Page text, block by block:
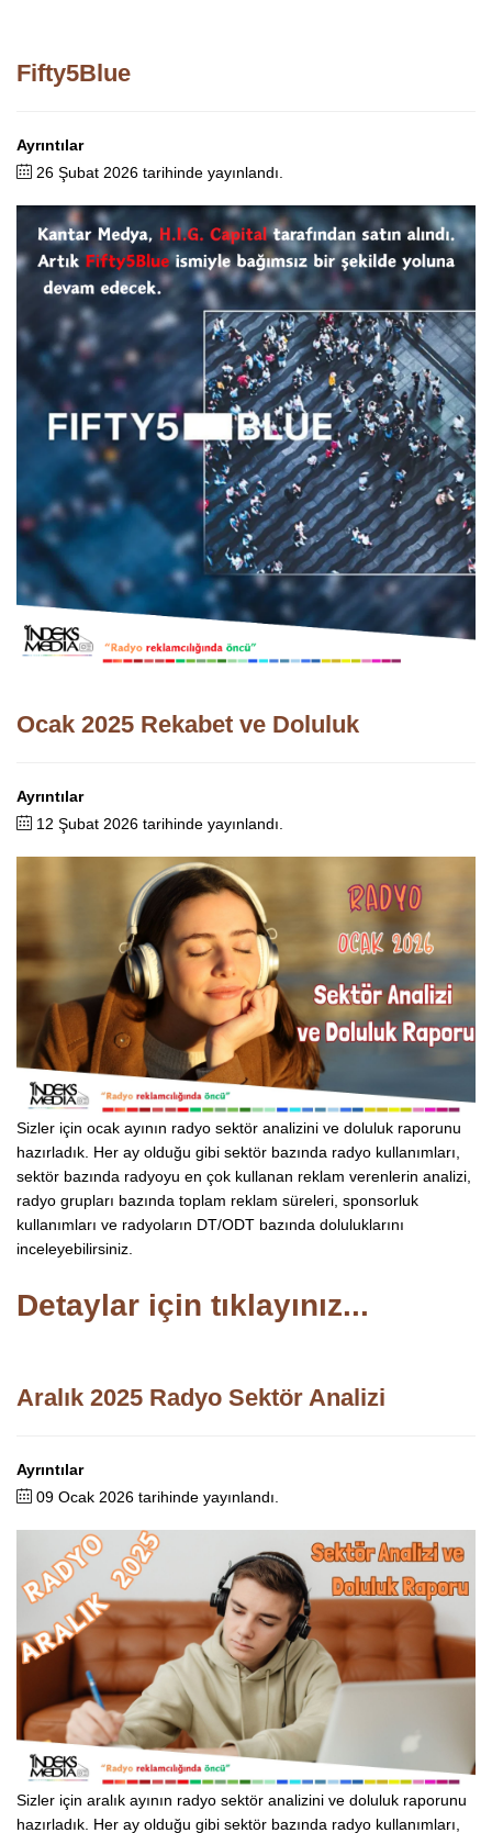
Fifty5Blue
Ayrıntılar
26 Şubat 2026 tarihinde yayınlandı.
Ocak 2025 Rekabet ve Doluluk
Ayrıntılar
12 Şubat 2026 tarihinde yayınlandı.
Sizler için ocak ayının radyo sektör analizini ve doluluk raporunu
hazırladık. Her ay olduğu gibi sektör bazında radyo kullanımları,
sektör bazında radyoyu en çok kullanan reklam verenlerin analizi,
radyo grupları bazında toplam reklam süreleri, sponsorluk
kullanımları ve radyoların DT/ODT bazında doluluklarını
inceleyebilirsiniz.
Detaylar için tıklayınız...
Aralık 2025 Radyo Sektör Analizi
Ayrıntılar
09 Ocak 2026 tarihinde yayınlandı.
Sizler için aralık ayının radyo sektör analizini ve doluluk raporunu
hazırladık. Her ay olduğu gibi sektör bazında radyo kullanımları,